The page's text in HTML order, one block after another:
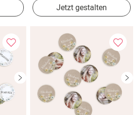
Jetzt gestalten